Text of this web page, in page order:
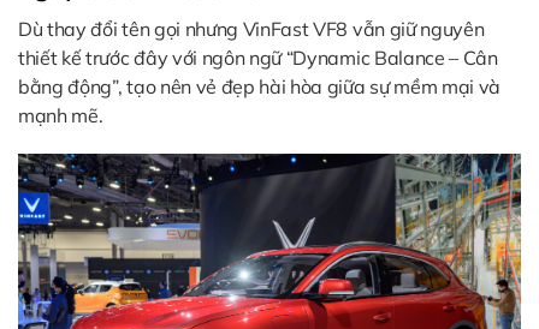
Dù thay đổi tên gọi nhưng VinFast VF8 vẫn giữ nguyên
thiết kế trước đây với ngôn ngữ “Dynamic Balance – Cân
bằng động”, tạo nên vẻ đẹp hài hòa giữa sự mềm mại và
mạnh mẽ.